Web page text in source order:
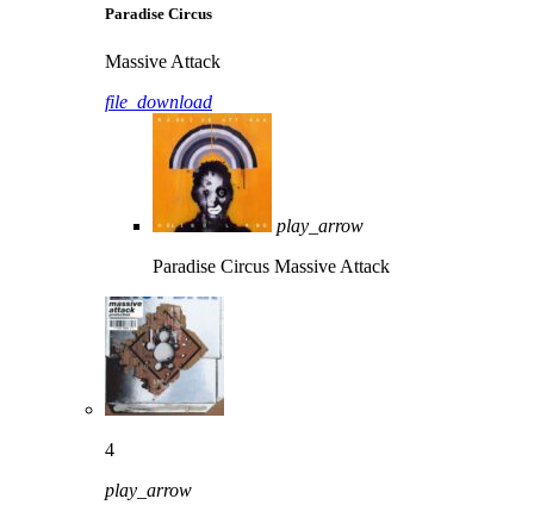
Paradise Circus
Massive Attack
file_download
play_arrow
Paradise Circus Massive Attack
4
play_arrow